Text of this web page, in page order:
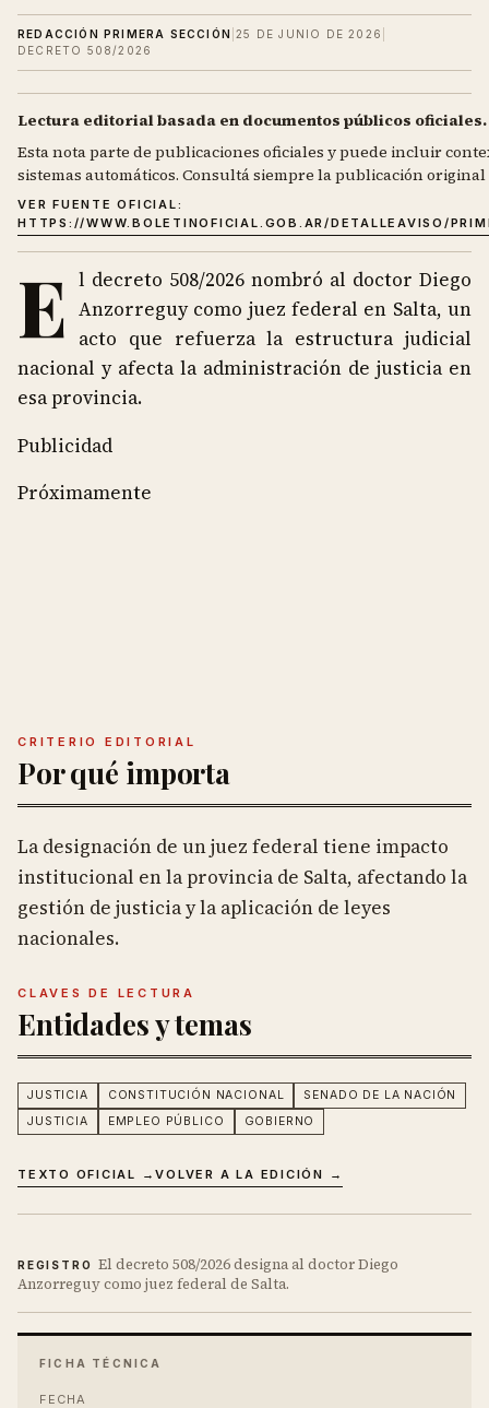
REDACCIÓN PRIMERA SECCIÓN |25 DE JUNIO DE 2026
DECRETO 508/2026
Lectura editorial basada en documentos públicos oficiales.
Esta nota parte de publicaciones oficiales y puede incluir
sistemas automáticos. Consultá siempre la publicación
VER FUENTE OFICIAL:
HTTPS://WWW.BOLETINOFICIAL.GOB.AR/DETALLEAVISO/
E l decreto 508/2026 nombró al doctor Diego
Anzorreguy como juez federal en Salta, un
acto que refuerza la estructura judicial
nacional y afecta la administración de justicia en
esa provincia.
Publicidad
Próximamente
CRITERIO EDITORIAL
Por qué importa
La designación de un juez federal tiene impacto
institucional en la provincia de Salta, afectando la
gestión de justicia y la aplicación de leyes
nacionales.
CLAVES DE LECTURA
Entidades y temas
JUSTICIA CONSTITUCIÓN NACIONAL
SENADO DE LA NACIÓN
JUSTICIA
EMPLEO PÚBLICO GOBIERNO
TEXTO OFICIAL →VOLVER A LA EDICIÓN →
REGISTRO
El decreto 508/2026 designa al doctor Diego
Anzorreguy como juez federal de Salta.
FICHA TÉCNICA
FECHA